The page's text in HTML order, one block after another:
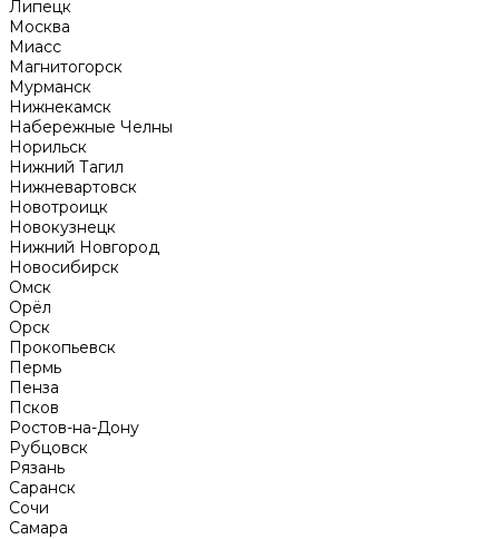
Липецк
Москва
Миасс
Магнитогорск
Мурманск
Нижнекамск
Набережные Челны
Норильск
Нижний Тагил
Нижневартовск
Новотроицк
Новокузнецк
Нижний Новгород
Новосибирск
Омск
Орёл
Орск
Прокопьевск
Пермь
Пенза
Псков
Ростов-на-Дону
Рубцовск
Рязань
Саранск
Сочи
Самара